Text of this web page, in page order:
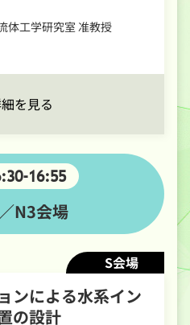
体工学研究室 准教授
を見る
16:55
N3会場
S会場
ンによる水系イン
の設計